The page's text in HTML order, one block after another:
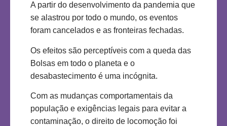
A partir do desenvolvimento da pandemia que
se alastrou por todo o mundo, os eventos
foram cancelados e as fronteiras fechadas.
Os efeitos são perceptíveis com a queda das
Bolsas em todo o planeta e o
desabastecimento é uma incógnita.
Com as mudanças comportamentais da
população e exigências legais para evitar a
contaminação, o direito de locomoção foi